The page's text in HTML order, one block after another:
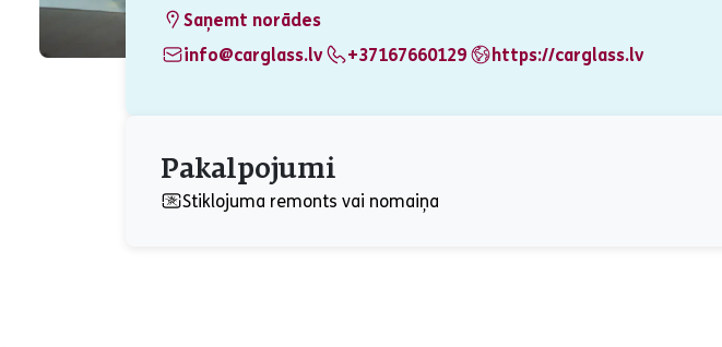
Saņemt norādes
info@carglass.lv
+37167660129 https://carglass.lv
Pakalpojumi
Stiklojuma remonts vai nomaiņa